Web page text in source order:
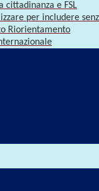
cittadinanza e FSL
per includere
Riorientamento